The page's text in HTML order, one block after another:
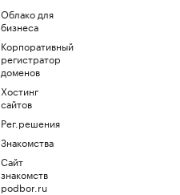
Облако для
бизнеса
Корпоративный
регистратор
доменов
Хостинг
сайтов
Рег.решения
Знакомства
Сайт
знакомств
podbor.ru